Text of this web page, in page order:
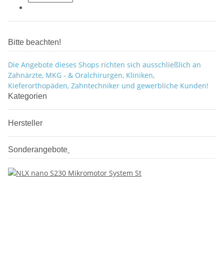
Bitte beachten!
Die Angebote dieses Shops richten sich ausschließlich an
Zahnärzte, MKG - & Oralchirurgen, Kliniken,
Kieferorthopäden, Zahntechniker und gewerbliche Kunden!
Kategorien
Hersteller
Sonderangebote